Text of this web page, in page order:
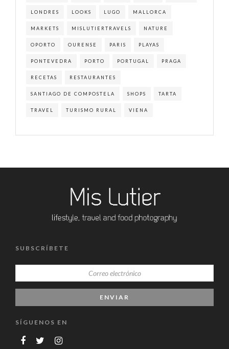
LONDRES LOOKS LUGO MALLORCA
MARKETS MISLUTIERTRAVELS NATURE
OPORTO OURENSE PARIS PLAYAS
PONTEVEDRA PORTO PORTUGAL PRAGA
RECETAS RESTAURANTES
SANTIAGO DE COMPOSTELA SHOPS TARTA
TRAVEL TURISMO RURAL VIENA
SUBSCRÍBETE
SÍGUENOS EN